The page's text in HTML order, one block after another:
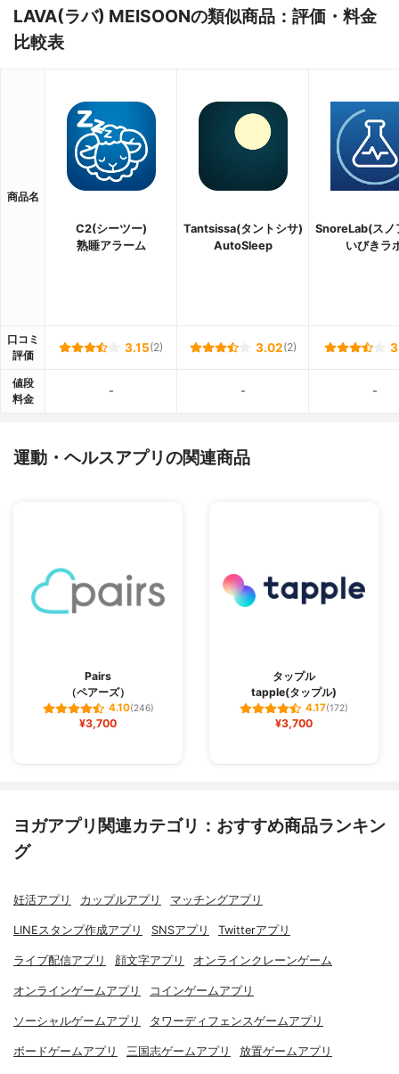
LAVA(ラバ) MEISOONの類似商品：評価・料金
比較表
商品名
C2(シーツー)
熟睡アラーム
Tantsissa(タントシサ)
AutoSleep
SnoreLab(スノ
いびきラ
口コミ
評価
3.15(2) 3.02(2)
値段
料金
- - -
運動・ヘルスアプリの関連商品
Pairs
（ペアーズ）
4.10(246)
¥3,700
タップル
tapple(タップル)
4.17(172)
¥3,700
ヨガアプリ関連カテゴリ：おすすめ商品ランキン
グ
妊活アプリ カップルアプリ マッチングアプリ
LINEスタンプ作成アプリ SNSアプリ Twitterアプリ
ライブ配信アプリ 顔文字アプリ オンラインクレーンゲーム
オンラインゲームアプリ コインゲームアプリ
ソーシャルゲームアプリ タワーディフェンスゲームアプリ
ボードゲームアプリ 三国志ゲームアプリ 放置ゲームアプリ